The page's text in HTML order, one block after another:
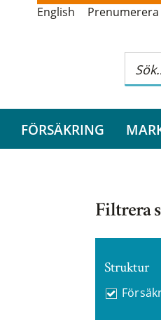
English Prenumerera
FÖRSÄKRING
Filtrera
Struktur